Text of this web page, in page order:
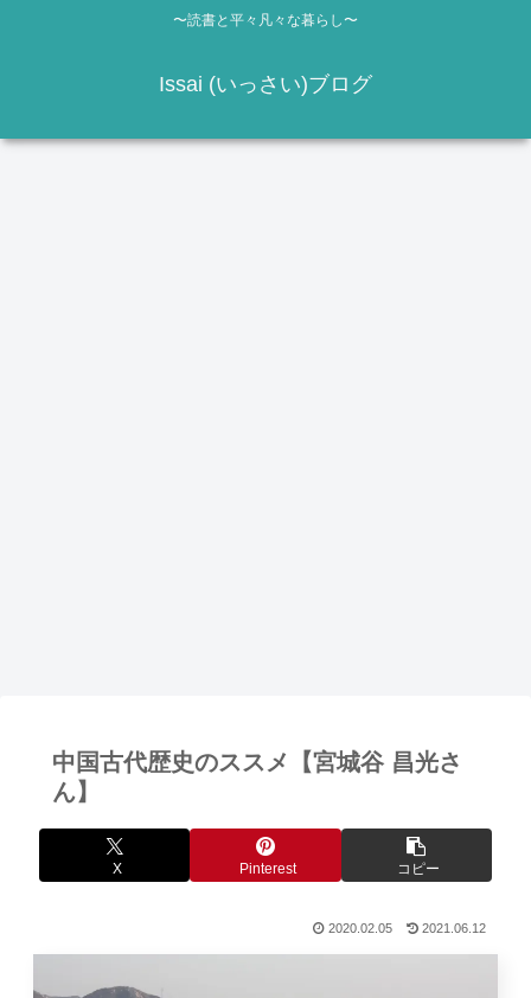
〜読書と平々凡々な暮らし〜
Issai (いっさい)ブログ
中国古代歴史のススメ【宮城谷 昌光さ
ん】
X Pinterest コピー
2020.02.05 2021.06.12